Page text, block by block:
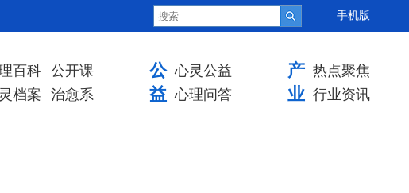
手机版
百科 公开课
档案
治愈系
公
益
心灵公益
心理问答
产
业
热点聚焦
行业资讯